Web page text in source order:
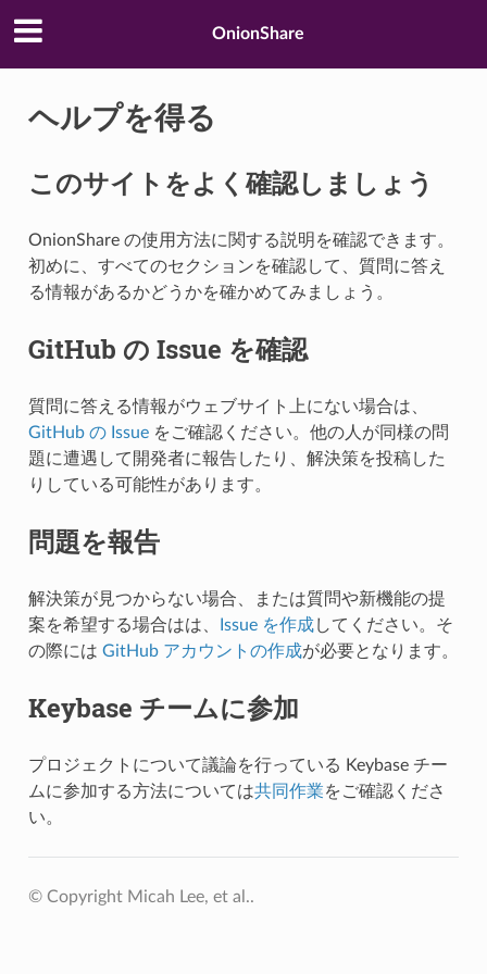
OnionShare
ヘルプを得る
このサイトをよく確認しましょう
OnionShare の使用方法に関する説明を確認できます。
初めに、すべてのセクションを確認して、質問に答え
る情報があるかどうかを確かめてみましょう。
GitHub の Issue を確認
質問に答える情報がウェブサイト上にない場合は、
GitHub の Issueをご確認ください。他の人が同様の問
題に遭遇して開発者に報告したり、解決策を投稿した
りしている可能性があります。
問題を報告
解決策が見つからない場合、または質問や新機能の提
案を希望する場合はは、
Issue を作成してください。そ
の際には GitHub アカウントの作成が必要となります。
Keybase チームに参加
プロジェクトについて議論を行っている Keybase チー
ムに参加する方法については共同作業をご確認くださ
い。
© Copyright Micah Lee, et al..